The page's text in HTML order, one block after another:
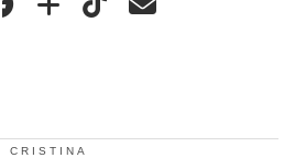
CRISTINA